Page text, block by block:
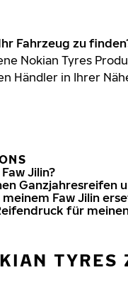
Fahrzeug zu
Nokian Tyres
Händler in Ihrer
Jilin?
Ganzjahresreifen
Faw Jilin
für
TYRES